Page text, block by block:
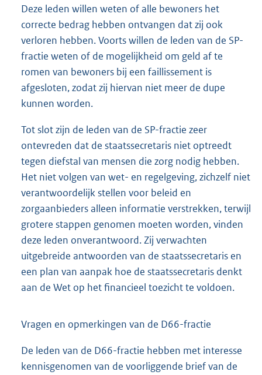
Deze leden willen weten of alle bewoners het
correcte bedrag hebben ontvangen dat zij ook
verloren hebben. Voorts willen de leden van de SP-
fractie weten of de mogelijkheid om geld af te
romen van bewoners bij een faillissement is
afgesloten, zodat zij hiervan niet meer de dupe
kunnen worden.
Tot slot zijn de leden van de SP-fractie zeer
ontevreden dat de staatssecretaris niet optreedt
tegen diefstal van mensen die zorg nodig hebben.
Het niet volgen van wet- en regelgeving, zichzelf niet
verantwoordelijk stellen voor beleid en
zorgaanbieders alleen informatie verstrekken, terwijl
grotere stappen genomen moeten worden, vinden
deze leden onverantwoord. Zij verwachten
uitgebreide antwoorden van de staatssecretaris en
een plan van aanpak hoe de staatssecretaris denkt
aan de Wet op het financieel toezicht te voldoen.
Vragen en opmerkingen van de D66-fractie
De leden van de D66-fractie hebben met interesse
kennisgenomen van de voorliggende brief van de